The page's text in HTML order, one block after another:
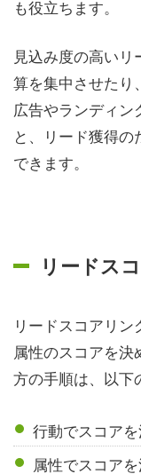
も役立ちます。
見込み度の高い
算を集中させたり
広告やランディン
と、リード獲得
できます。
リードス
リードスコアリ
属性のスコアを
方の手順は、以下
行動でスコア
属性でスコア